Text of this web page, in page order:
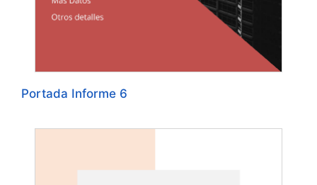
Portada Informe 6